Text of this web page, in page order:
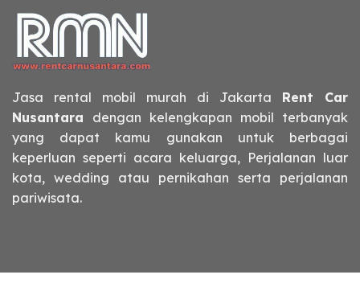
Jasa rental mobil murah di Jakarta Rent Car
Nusantara dengan kelengkapan mobil terbanyak
yang dapat kamu gunakan untuk berbagai
keperluan seperti acara keluarga, Perjalanan luar
kota, wedding atau pernikahan serta perjalanan
pariwisata.